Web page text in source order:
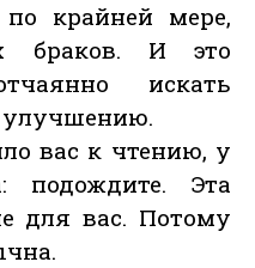
крайней мере,
браков. И это
искать
улучшению.
вас к чтению, у
подождите. Эта
для вас. Потому